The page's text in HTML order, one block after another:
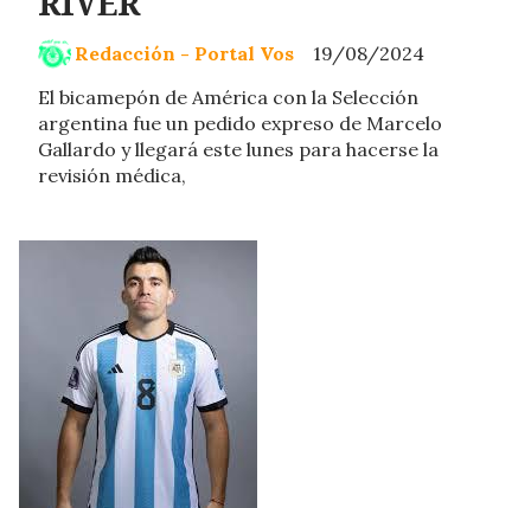
El bicamepón de América con la Selección
argentina fue un pedido expreso de Marcelo
Gallardo y llegará este lunes para hacerse la
revisión médica,
19/08/2024
Redacción - Portal Vos